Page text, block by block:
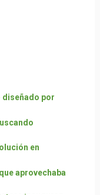
por
en
aprovechaba